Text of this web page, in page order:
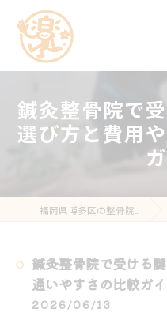
鍼灸整骨院で
選び方と費用
鍼灸整骨院で受ける
通いやすさの比較ガ
2026/06/13